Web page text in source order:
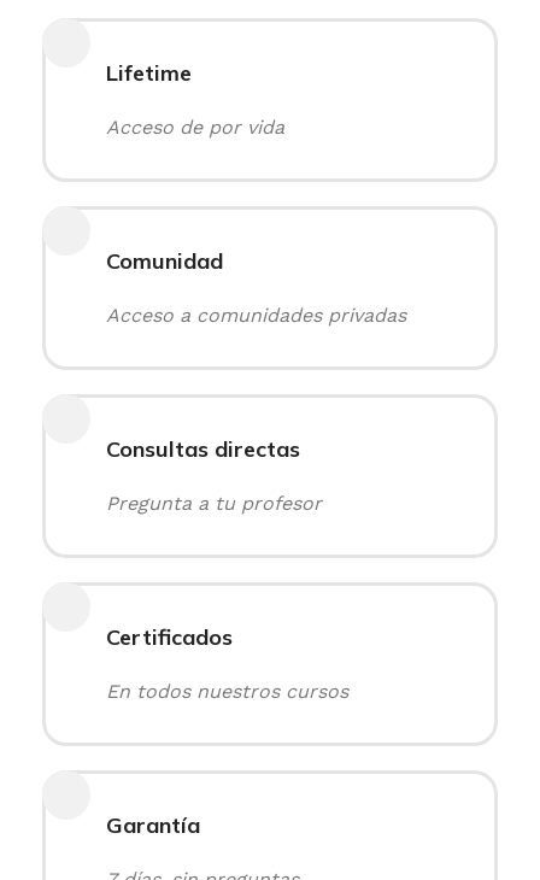
Lifetime
Acceso de por vida
Comunidad
Acceso a comunidades privadas
Consultas directas
Pregunta a tu profesor
Certificados
En todos nuestros cursos
Garantía